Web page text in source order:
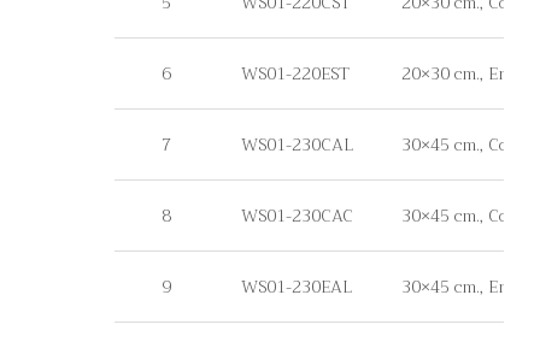
6 WS01-220EST 20×30 cm.,
7 WS01-230CAL 30×45 cm.,
8 WS01-230CAC 30×45 cm.,
9 WS01-230EAL 30×45 cm.,